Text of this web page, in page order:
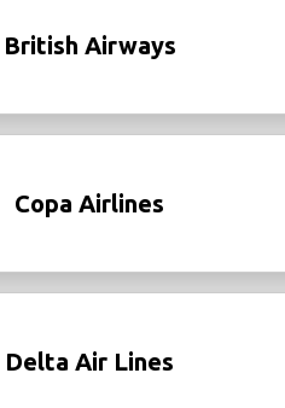
British Airways
Copa Airlines
Delta Air Lines